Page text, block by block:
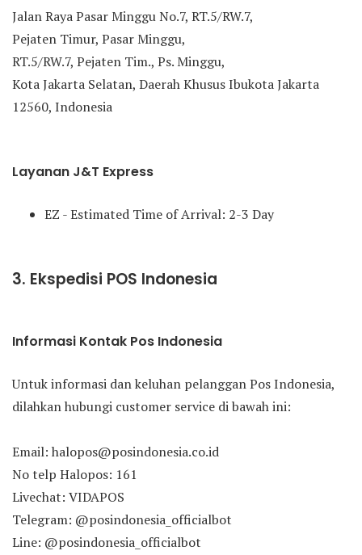
Jalan Raya Pasar Minggu No.7, RT.5/RW.7,
Pejaten Timur, Pasar Minggu,
RT.5/RW.7, Pejaten Tim., Ps. Minggu,
Kota Jakarta Selatan, Daerah Khusus Ibukota Jakarta
12560, Indonesia
Layanan J&T Express
EZ - Estimated Time of Arrival: 2-3 Day
3. Ekspedisi POS Indonesia
Informasi Kontak Pos Indonesia
Untuk informasi dan keluhan pelanggan Pos Indonesia,
dilahkan hubungi customer service di bawah ini:
Email: halopos@posindonesia.co.id
No telp Halopos: 161
Livechat: VIDAPOS
Telegram: @posindonesia_officialbot
Line: @posindonesia_officialbot